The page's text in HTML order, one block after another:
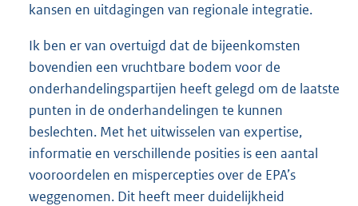
kansen en uitdagingen van regionale integratie.
Ik ben er van overtuigd dat de bijeenkomsten
bovendien een vruchtbare bodem voor de
onderhandelingspartijen heeft gelegd om de laatste
punten in de onderhandelingen te kunnen
beslechten. Met het uitwisselen van expertise,
informatie en verschillende posities is een aantal
vooroordelen en mispercepties over de EPA’s
weggenomen. Dit heeft meer duidelijkheid